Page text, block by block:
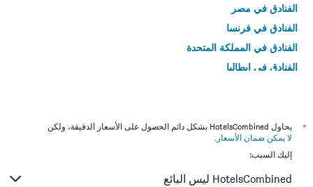
الفنادق في مصر
الفنادق في فرنسا
الفنادق في المملكة المتحدة
الفنادق في إيطاليا
*
يحاول HotelsCombined بشكل دائم الحصول على الأسعار الدقيقة، ولكن
لا يمكن ضمان الأسعار .
إليك السبب:
HotelsCombined ليس البائع